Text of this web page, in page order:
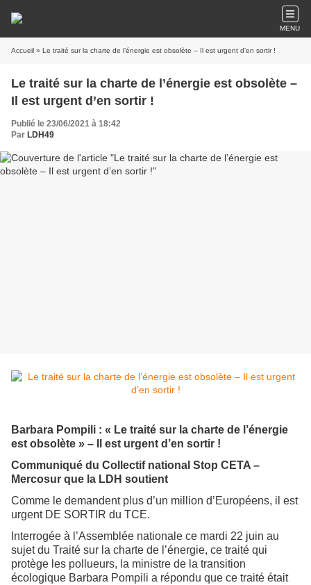
MENU
Accueil » Le traité sur la charte de l’énergie est obsolète – Il est urgent d’en sortir !
Le traité sur la charte de l’énergie est obsolète –
Il est urgent d’en sortir !
Publié le 23/06/2021 à 18:42
Par LDH49
Barbara Pompili : « Le traité sur la charte de l’énergie
est obsolète » – Il est urgent d’en sortir !
Communiqué du Collectif national Stop CETA –
Mercosur que la LDH soutient
Comme le demandent plus d’un million d’Européens, il est
urgent DE SORTIR du TCE.
Interrogée à l’Assemblée nationale ce mardi 22 juin au
sujet du Traité sur la charte de l’énergie, ce traité qui
protège les pollueurs, la ministre de la transition
écologique Barbara Pompili a répondu que ce traité était